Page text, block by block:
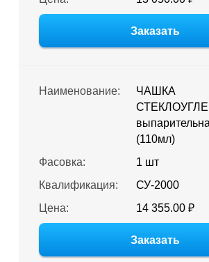
Заказать
Наименование:
ЧАШКА
(110мл)
Фасовка:
1 шт
Квалификация:
СУ-2000
Цена:
14 355.00 ₽
Заказать